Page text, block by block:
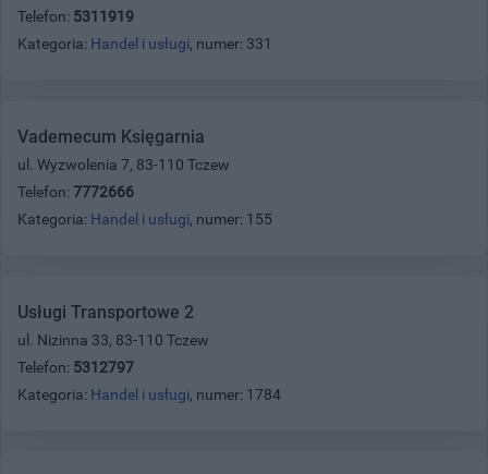
Telefon: 5311919
Kategoria: Handel i usługi, numer: 331
Vademecum Księgarnia
ul. Wyzwolenia 7, 83-110 Tczew
Telefon: 7772666
Kategoria: Handel i usługi, numer: 155
Usługi Transportowe 2
ul. Nizinna 33, 83-110 Tczew
Telefon: 5312797
Kategoria: Handel i usługi, numer: 1784